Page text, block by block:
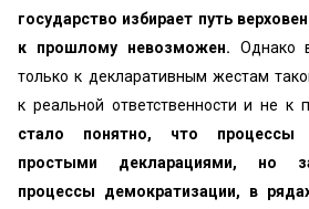
государство избирает путь
к прошлому невозможен. Однако
только к декларативным жестам
к реальной ответственности и не к
стало понятно, что процессы
простыми декларациями, но
процессы демократизации, в